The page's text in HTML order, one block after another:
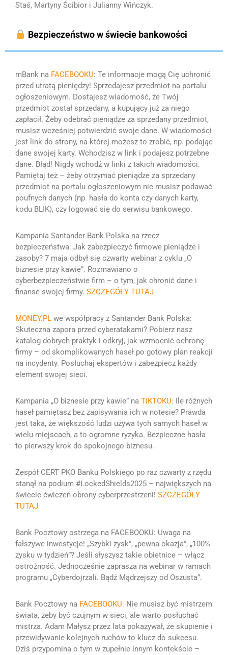
Staś, Martyny Ścibior i Julianny Wińczyk.
Bezpieczeństwo w świecie bankowości
mBank na FACEBOOKU: Te informacje mogą Cię uchronić
przed utratą pieniędzy! Sprzedajesz przedmiot na portalu
ogłoszeniowym. Dostajesz wiadomość, że Twój
przedmiot został sprzedany, a kupujący już za niego
zapłacił. Żeby odebrać pieniądze za sprzedany przedmiot,
musisz wcześniej potwierdzić swoje dane. W wiadomości
jest link do strony, na której możesz to zrobić, np. podając
dane swojej karty. Wchodzisz w link i podajesz potrzebne
dane. Błąd! Nigdy wchodź w linki z takich wiadomości.
Pamiętaj też – żeby otrzymać pieniądze za sprzedany
przedmiot na portalu ogłoszeniowym nie musisz podawać
poufnych danych (np. hasła do konta czy danych karty,
kodu BLIK), czy logować się do serwisu bankowego.
Kampania Santander Bank Polska na rzecz
bezpieczeństwa: Jak zabezpieczyć firmowe pieniądze i
zasoby? 7 maja odbył się czwarty webinar z cyklu „O
biznesie przy kawie”. Rozmawiano o
cyberbezpieczeństwie firm – o tym, jak chronić dane i
finanse swojej firmy. SZCZEGÓŁY TUTAJ
MONEY.PL we współpracy z Santander Bank Polska:
Skuteczna zapora przed cyberatakami? Pobierz nasz
katalog dobrych praktyk i odkryj, jak wzmocnić ochronę
firmy – od skomplikowanych haseł po gotowy plan reakcji
na incydenty. Posłuchaj ekspertów i zabezpiecz każdy
element swojej sieci.
Kampania „O biznesie przy kawie” na TIKTOKU: Ile różnych
haseł pamiętasz bez zapisywania ich w notesie? Prawda
jest taka, że większość ludzi używa tych samych haseł w
wielu miejscach, a to ogromne ryzyka. Bezpieczne hasła
to pierwszy krok do spokojnego biznesu.
Zespół CERT PKO Banku Polskiego po raz czwarty z rzędu
stanął na podium #LockedShields2025 – największych na
świecie ćwiczeń obrony cyberprzestrzeni! SZCZEGÓŁY
TUTAJ
Bank Pocztowy ostrzega na FACEBOOKU: Uwaga na
fałszywe inwestycje! „Szybki zysk”, „pewna okazja”, „100%
zysku w tydzień”? Jeśli słyszysz takie obietnice – włącz
ostrożność. Jednocześnie zaprasza na webinar w ramach
programu „Cyberdojrzali. Bądź Mądrzejszy od Oszusta”.
Bank Pocztowy na FACEBOOKU: Nie musisz być mistrzem
świata, żeby być czujnym w sieci, ale warto posłuchać
mistrza. Adam Małysz przez lata pokazywał, że skupienie i
przewidywanie kolejnych ruchów to klucz do sukcesu.
Dziś przypomina o tym w zupełnie innym kontekście –